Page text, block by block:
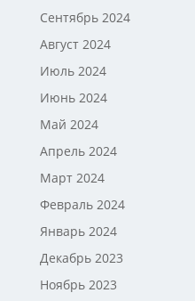
Сентябрь 2024
Август 2024
Июль 2024
Июнь 2024
Май 2024
Апрель 2024
Март 2024
Февраль 2024
Январь 2024
Декабрь 2023
Ноябрь 2023